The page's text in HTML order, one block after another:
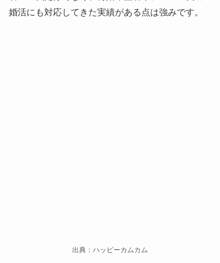
婚活にも対応してきた実績がある点は強みです。
出典：ハッピーカムカム